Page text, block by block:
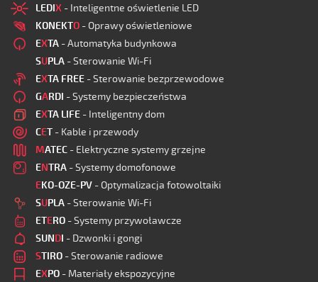
LEDIX - Inteligentne oświetlenie LED
KONEKTO - Oprawy oświetleniowe
EXTA - Automatyka budynkowa
SUPLA - Sterowanie Wi-Fi
EXTA FREE - Sterowanie bezprzewodowe
GARDI - Systemy bezpieczeństwa
EXTA LIFE - Inteligentny dom
CET - Kable i przewody
MATEC - Elektryczne systemy grzejne
ENTRA - Systemy domofonowe
EKO-OZE-PV - Optymalizacja fotowoltaiki
SUPLA - Sterowanie Wi-Fi
ETERO - Systemy przywoławcze
SUNDI - Dzwonki i gongi
STIRO - Sterowanie radiowe
EXPO - Materiały ekspozycyjne